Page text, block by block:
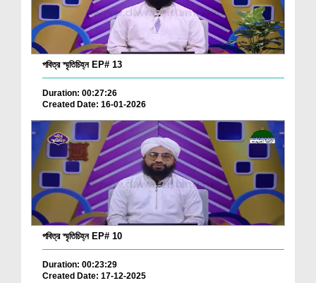
পবিত্র স্মৃতিচিহ্ন EP# 13
Duration: 00:27:26
Created Date: 16-01-2026
পবিত্র স্মৃতিচিহ্ন EP# 10
Duration: 00:23:29
Created Date: 17-12-2025